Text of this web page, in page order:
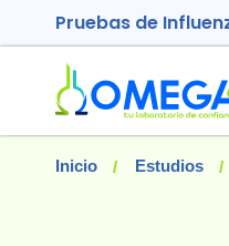
Pruebas de
Inicio Estudios